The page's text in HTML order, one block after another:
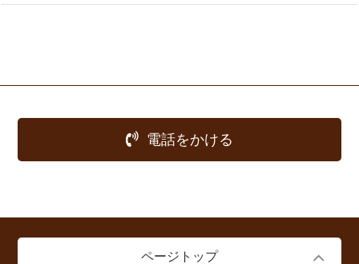
電話をかける
ページトップ